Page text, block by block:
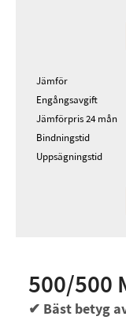
Jämför
Engångsavgift
Jämförpris 24 mån
Bindningstid
Uppsägningstid
500/500
✔ Bäst betyg